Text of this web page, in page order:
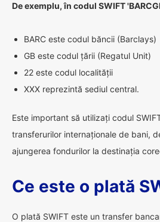
De exemplu, în codul SWIFT
BARC este codul băncii (Barclays)
GB este codul țării (Regatul Unit)
22 este codul localității
XXX reprezintă sediul central.
Este important să utilizați codul
transferurilor internaționale de bani,
ajungerea fondurilor la destinația
Ce este o plată
O plată SWIFT este un transfer